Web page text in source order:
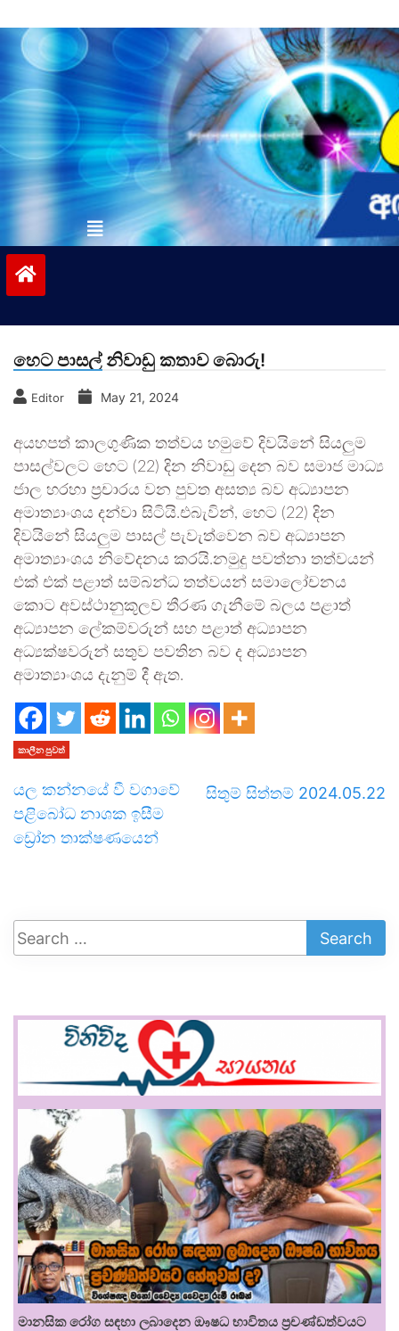
to
contentvinivida.lk
හෙට පාසල් නිවාඩු කතාව බොරු!
Editor May 21, 2024
අයහපත් කාලගුණික තත්වය හමුවේ දිවයිනේ සියලුම
පාසල්වලට හෙට (22) දින නිවාඩු දෙන බව සමාජ මාධ්‍ය
ජාල හරහා ප්‍රචාරය වන පුවත අසත්‍ය බව අධ්‍යාපන
අමාත්‍යාංශය දන්වා සිටියි.එබැවින්, හෙට (22) දින
දිවයිනේ සියලුම පාසල් පැවැත්වෙන බව අධ්‍යාපන
අමාත්‍යාංශය නිවේදනය කරයි.නමුදු පවත්නා තත්වයන්
එක් එක් පළාත් සම්බන්ධ තත්වයන් සමාලෝචනය
කොට අවස්ථානුකූලව තීරණ ගැනීමේ බලය පළාත්
අධ්‍යාපන ලේකම්වරුන් සහ පළාත් අධ්‍යාපන
අධ්‍යක්ෂවරුන් සතුව පවතින බව ද අධ්‍යාපන
අමාත්‍යාංශය දැනුම් දී ඇත.
කාලීන පුවත්
යල කන්නයේ වී වගාවේ
පළිබෝධ නාශක ඉසීම
ඩ්‍රෝන තාක්ෂණයෙන්
සිතුම් සිත්තම් 2024.05.22
මානසික රෝග සඳහා ලබාදෙන ඖෂධ භාවිතය ප්‍රචණ්ඩත්වයට